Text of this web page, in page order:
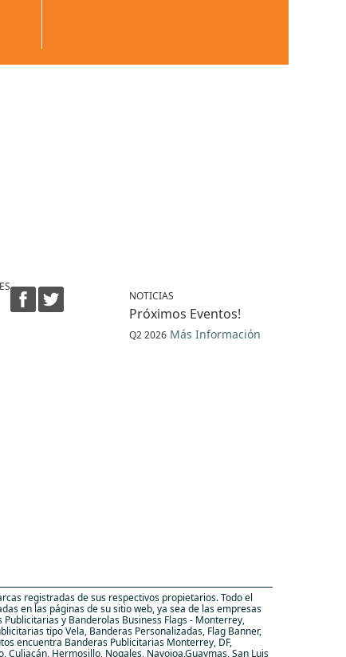
NOTICIAS
Próximos Eventos!
Q2 2026 Más Información
registradas de sus respectivos propietarios. Todo el
en las páginas de su sitio web, ya sea de las empresas
y Banderolas Business Flags - Monterrey,
tipo Vela, Banderas Personalizadas, Flag Banner,
encuentra Banderas Publicitarias Monterrey, DF,
Culiacán, Hermosillo, Nogales, Navojoa,Guaymas, San Luis